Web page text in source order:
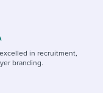
in recruitment,
branding.